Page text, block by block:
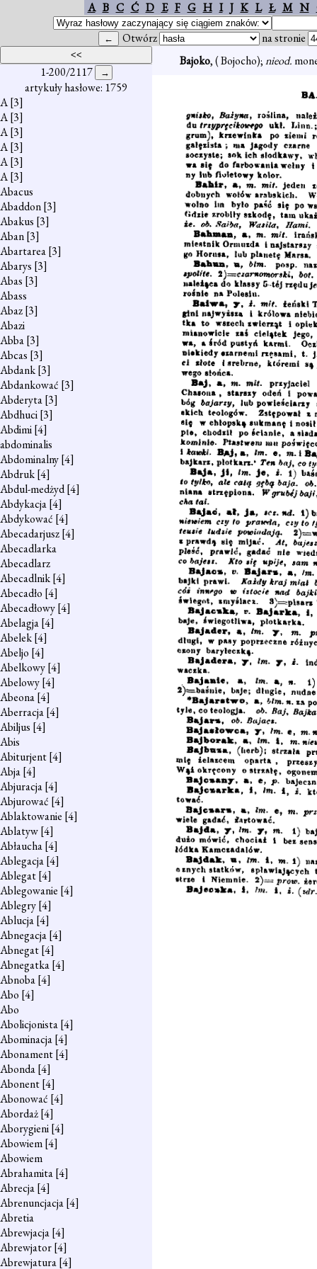
A B C Ć D E F G H I J K L Ł M N
Otwórz na stronie
1-200/2117
artykuły hasłowe: 1759
A[3]
A[3]
A[3]
A[3]
A[3]
A[3]
Abacus
Abaddon[3]
Abakus [3]
Aban[3]
Abartarea[3]
Abarys [3]
Abas [3]
Abass
Abaz[3]
Abazi
Abba[3]
Abcas [3]
Abdank[3]
Abdankować [3]
Abderyta[3]
Abdhuci[3]
Abdimi[4]
abdominalis
Abdominalny[4]
Abdruk[4]
Abdul-medżyd[4]
Abdykacja[4]
Abdykować [4]
Abecadarjusz[4]
Abecadlarka
Abecadlarz
Abecadlnik[4]
Abecadło [4]
Abecadłowy[4]
Abelagja[4]
Abelek[4]
Abeljo [4]
Abelkowy[4]
Abelowy[4]
Abeona[4]
Aberracja[4]
Abiljus [4]
Abis
Abiturjent[4]
Abja[4]
Abjuracja[4]
Abjurować [4]
Ablaktowanie [4]
Ablatyw[4]
Abłaucha[4]
Ablegacja[4]
Ablegat[4]
Ablegowanie [4]
Ablegry[4]
Ablucja[4]
Abnegacja[4]
Abnegat[4]
Abnegatka[4]
Abnoba[4]
Abo [4]
Abo
Abolicjonista[4]
Abominacja[4]
Abonament[4]
Abonda[4]
Abonent[4]
Abonować [4]
Abordaż[4]
Aborygieni[4]
Abowiem[4]
Abowiem
Abrahamita[4]
Abrecja[4]
Abrenuncjacja[4]
Abretia
Abrewjacja[4]
Abrewjator[4]
Abrewjatura[4]
Bajoko, ( Bojocho);nieod.